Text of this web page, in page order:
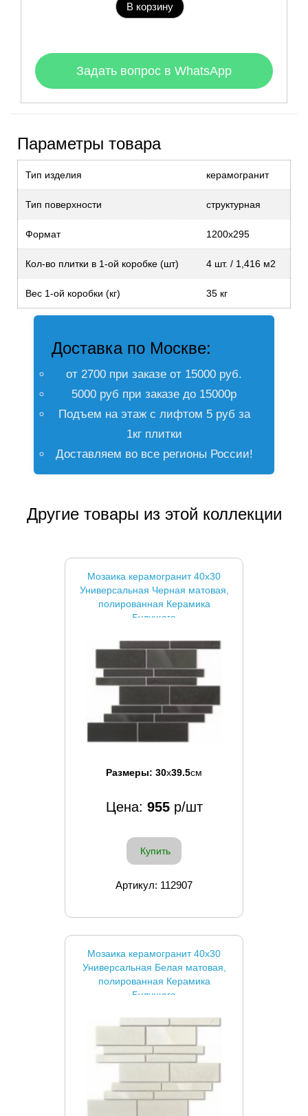
В корзину
Задать вопрос в WhatsApp
Параметры товара
Тип изделия керамогранит
Тип поверхности структурная
Формат 1200х295
Кол-во плитки в 1-ой коробке (шт) 4 шт. / 1,416 м2
Вес 1-ой коробки (кг) 35 кг
Доставка по Москве:
от 2700 при заказе от 15000 руб.
5000 руб при заказе до 15000р
Подъем на этаж с лифтом 5 руб за
1кг плитки
Доставляем во все регионы России!
Другие товары из этой коллекции
Мозаика керамогранит 40x30
Универсальная Черная матовая,
полированная Керамика
Будущего
Размеры: 30x39.5см
Цена: 955р/шт
Купить
Артикул: 112907
Мозаика керамогранит 40x30
Универсальная Белая матовая,
полированная Керамика
Будущего